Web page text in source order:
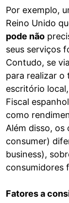
Por exemplo,
Reino Unido
pode não
seus serviços
Contudo, se
para realizar o
escritório
Fiscal
como
Além disso, os
consumer)
business),
consumidores
Fatores a